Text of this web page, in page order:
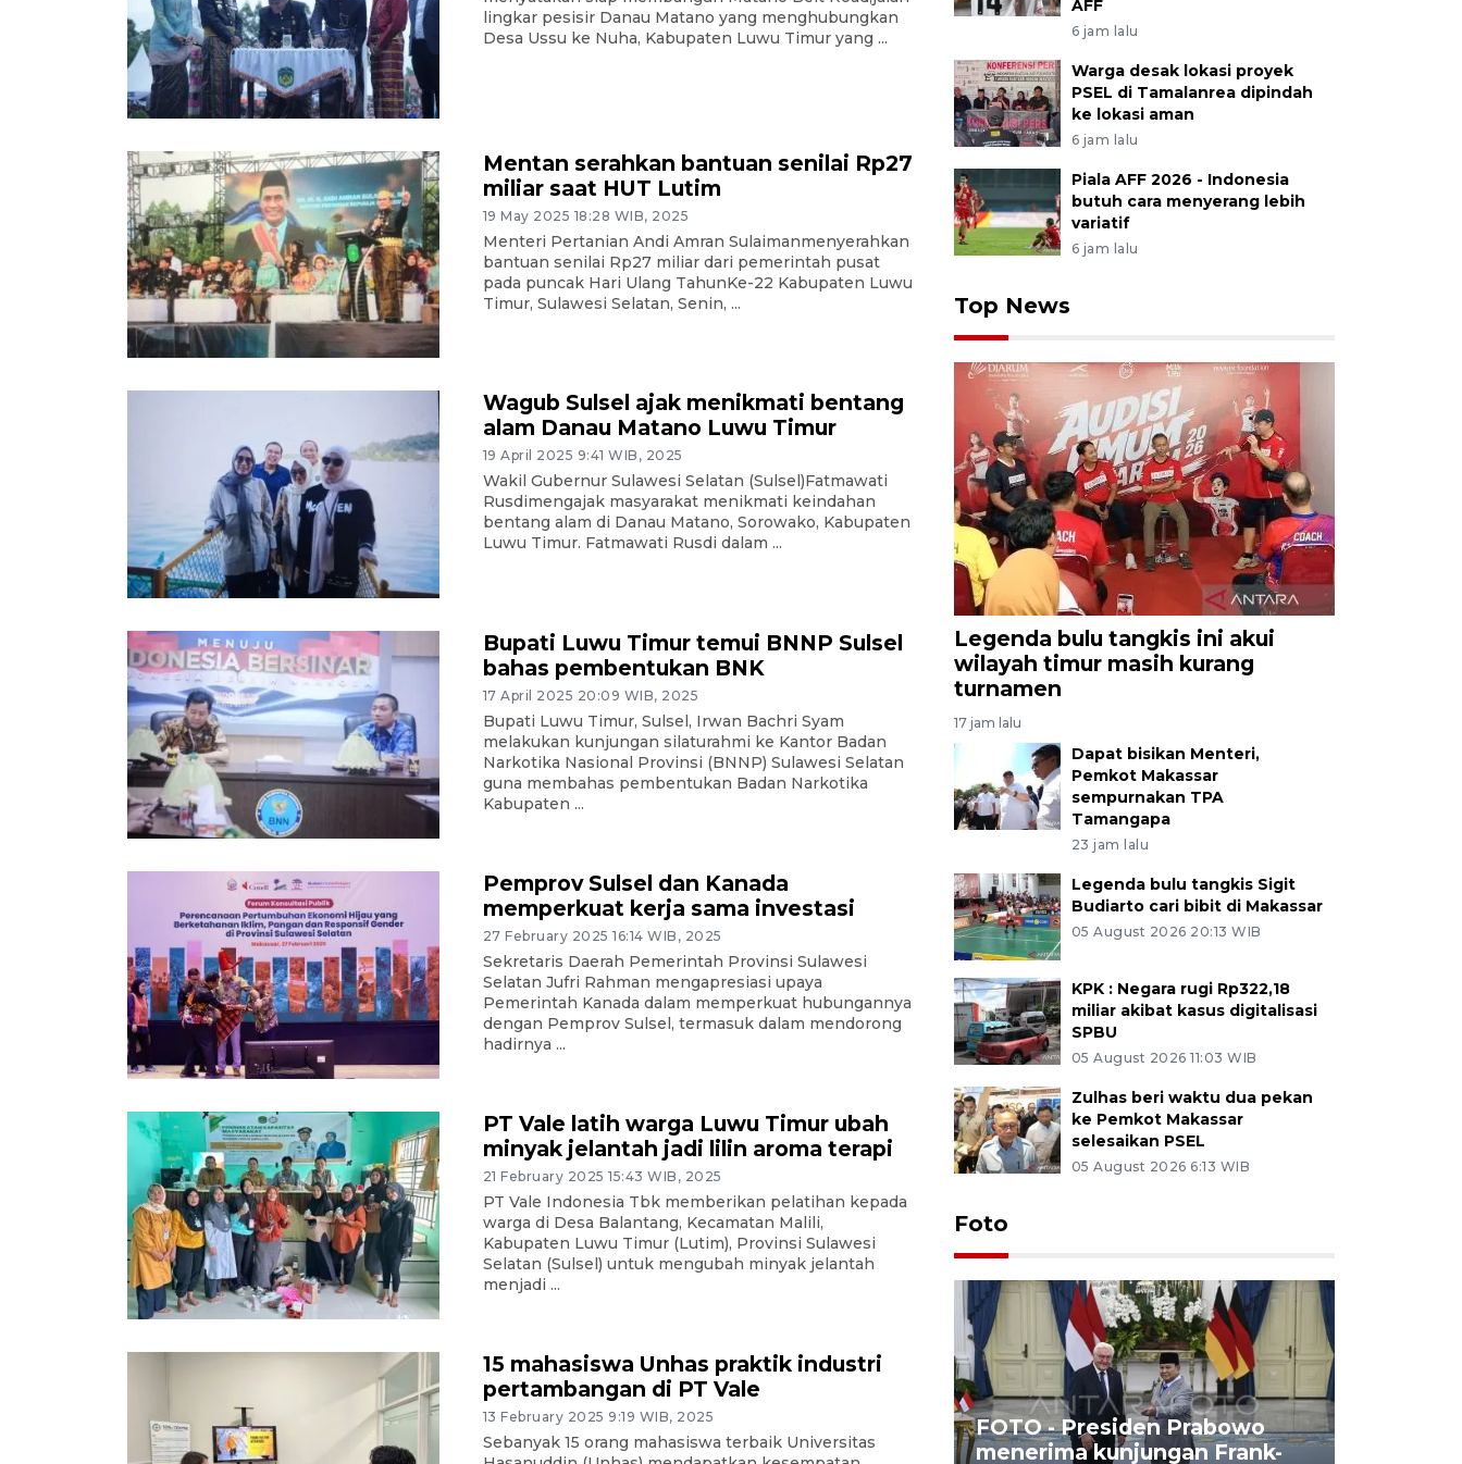
lingkar pesisir Danau Matano yang menghubungkan
Desa Ussu ke Nuha, Kabupaten Luwu Timur yang ...
Mentan serahkan bantuan senilai Rp27
miliar saat HUT Lutim
19 May 2025 18:28 WIB, 2025
Menteri Pertanian Andi Amran Sulaimanmenyerahkan
bantuan senilai Rp27 miliar dari pemerintah pusat
pada puncak Hari Ulang TahunKe-22 Kabupaten Luwu
Timur, Sulawesi Selatan, Senin, ...
Wagub Sulsel ajak menikmati bentang
alam Danau Matano Luwu Timur
19 April 2025 9:41 WIB, 2025
Wakil Gubernur Sulawesi Selatan (Sulsel)Fatmawati
Rusdimengajak masyarakat menikmati keindahan
bentang alam di Danau Matano, Sorowako, Kabupaten
Luwu Timur. Fatmawati Rusdi dalam ...
Bupati Luwu Timur temui BNNP Sulsel
bahas pembentukan BNK
17 April 2025 20:09 WIB, 2025
Bupati Luwu Timur, Sulsel, Irwan Bachri Syam
melakukan kunjungan silaturahmi ke Kantor Badan
Narkotika Nasional Provinsi (BNNP) Sulawesi Selatan
guna membahas pembentukan Badan Narkotika
Kabupaten ...
Pemprov Sulsel dan Kanada
memperkuat kerja sama investasi
27 February 2025 16:14 WIB, 2025
Sekretaris Daerah Pemerintah Provinsi Sulawesi
Selatan Jufri Rahman mengapresiasi upaya
Pemerintah Kanada dalam memperkuat hubungannya
dengan Pemprov Sulsel, termasuk dalam mendorong
hadirnya ...
PT Vale latih warga Luwu Timur ubah
minyak jelantah jadi lilin aroma terapi
21 February 2025 15:43 WIB, 2025
PT Vale Indonesia Tbk memberikan pelatihan kepada
warga di Desa Balantang, Kecamatan Malili,
Kabupaten Luwu Timur (Lutim), Provinsi Sulawesi
Selatan (Sulsel) untuk mengubah minyak jelantah
menjadi ...
15 mahasiswa Unhas praktik industri
pertambangan di PT Vale
13 February 2025 9:19 WIB, 2025
Sebanyak 15 orang mahasiswa terbaik Universitas
AFF
6 jam lalu
Warga desak lokasi proyek
PSEL di Tamalanrea dipindah
ke lokasi aman
6 jam lalu
Piala AFF 2026 - Indonesia
butuh cara menyerang lebih
variatif
6 jam lalu
Top News
Legenda bulu tangkis ini akui
wilayah timur masih kurang
turnamen
17 jam lalu
Dapat bisikan Menteri,
Pemkot Makassar
sempurnakan TPA
Tamangapa
23 jam lalu
Legenda bulu tangkis Sigit
Budiarto cari bibit di Makassar
05 August 2026 20:13 WIB
KPK : Negara rugi Rp322,18
miliar akibat kasus digitalisasi
SPBU
05 August 2026 11:03 WIB
Zulhas beri waktu dua pekan
ke Pemkot Makassar
selesaikan PSEL
05 August 2026 6:13 WIB
Foto
FOTO - Kirab memperingati
HUT ke-80 Raja Keraton
FOTO - Presiden Prabowo
menerima kunjungan Frank-